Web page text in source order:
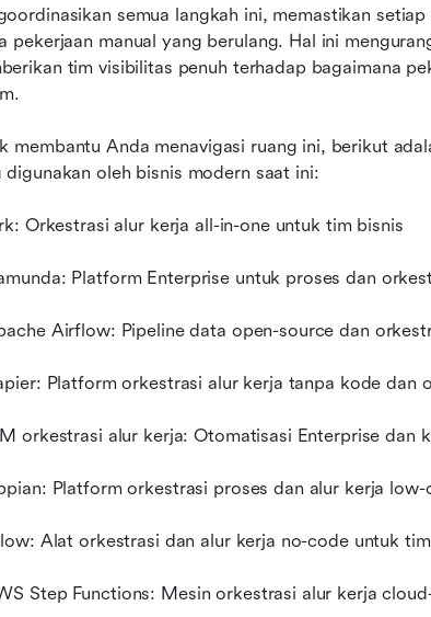
semua langkah ini, memastikan
pekerjaan manual yang berulang. Hal ini
tim visibilitas penuh terhadap bagaimana
membantu Anda menavigasi ruang ini, berikut
digunakan oleh bisnis modern saat ini:
Orkestrasi alur kerja all-in-one untuk tim bisnis
Platform Enterprise untuk proses dan
Airflow: Pipeline data open-source dan
Platform orkestrasi alur kerja tanpa kode dan
orkestrasi alur kerja: Otomatisasi Enterprise dan
Platform orkestrasi proses dan alur kerja low-
Alat orkestrasi dan alur kerja no-code untuk tim
Step Functions: Mesin orkestrasi alur kerja